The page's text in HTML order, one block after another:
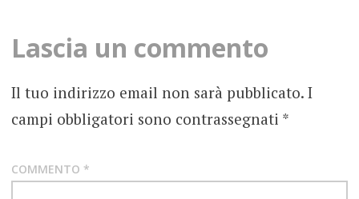
COUNT
FIVE
DOWN
RECORDS
Lascia un commento
Il tuo indirizzo email non sarà pubblicato. I
campi obbligatori sono contrassegnati *
COMMENTO *